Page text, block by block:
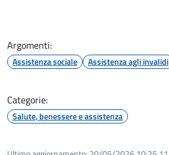
Argomenti:
Assistenza sociale Assistenza agli invalidi
Categorie:
Salute, benessere e assistenza